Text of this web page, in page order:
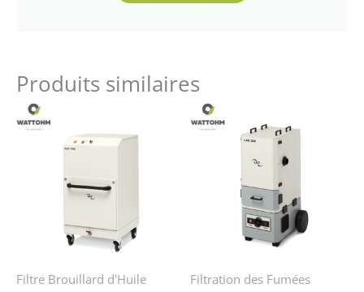
Produits similaires
Filtre Brouillard d'Huile Filtration des Fumées